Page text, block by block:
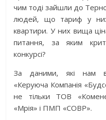
чим тоді зайшли до
людей, що тариф у
квартири. У них вища
питання, за яким
конкурсі?
За даними, які нам
«Керуюча Компанія
не тільки ТОВ
«Мрія» і ПМП «СОВР».